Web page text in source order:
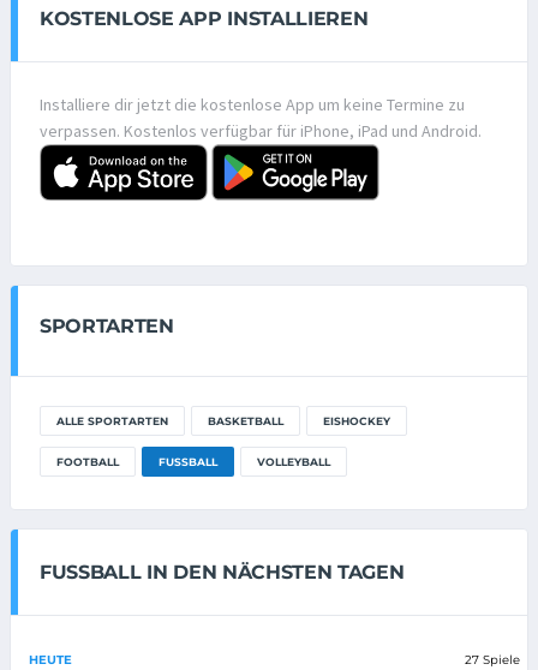
KOSTENLOSE APP INSTALLIEREN
Installiere dir jetzt die kostenlose App um keine Termine zu
verpassen. Kostenlos verfügbar für iPhone, iPad und Android.
SPORTARTEN
ALLE SPORTARTEN BASKETBALL EISHOCKEY
FOOTBALL FUSSBALL VOLLEYBALL
FUSSBALL IN DEN NÄCHSTEN TAGEN
HEUTE 27 Spiele